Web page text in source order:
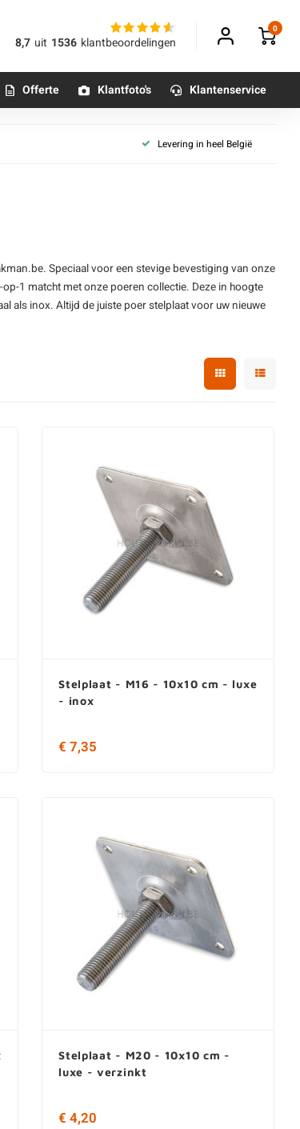
8,7 uit 1536 klantbeoordelingen
0
Tafelpoten - metaal
Tafel onderstel - metaal
Offerte Klantfoto's Klantenservice
Levering in heel België
Speciaal voor een stevige bevestiging van onze
1 matcht met onze poeren collectie. Deze in hoogte
als inox. Altijd de juiste poer stelplaat voor uw nieuwe
Stelplaat - M16 - 10x10 cm - luxe
- inox
€ 7,35
Stelplaat - M20 - 10x10 cm -
luxe - verzinkt
€ 4,20